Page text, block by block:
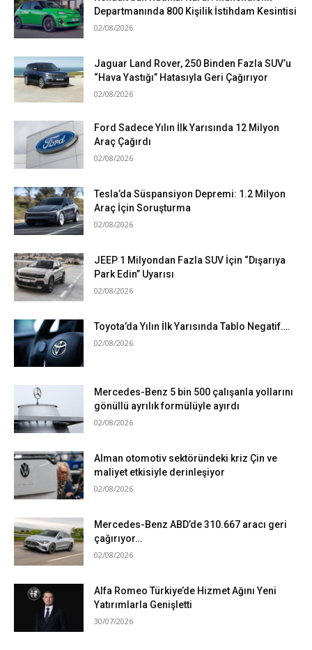
Departmanında 800 Kişilik İstihdam Kesintisi
02/08/2026
Jaguar Land Rover, 250 Binden Fazla SUV’u
“Hava Yastığı” Hatasıyla Geri Çağırıyor
02/08/2026
Ford Sadece Yılın İlk Yarısında 12 Milyon
Araç Çağırdı
02/08/2026
Tesla’da Süspansiyon Depremi: 1.2 Milyon
Araç İçin Soruşturma
02/08/2026
JEEP 1 Milyondan Fazla SUV İçin “Dışarıya
Park Edin” Uyarısı
02/08/2026
Toyota’da Yılın İlk Yarısında Tablo Negatif….
02/08/2026
Mercedes-Benz 5 bin 500 çalışanla yollarını
gönüllü ayrılık formülüyle ayırdı
02/08/2026
Alman otomotiv sektöründeki kriz Çin ve
maliyet etkisiyle derinleşiyor
02/08/2026
Mercedes-Benz ABD’de 310.667 aracı geri
çağırıyor…
02/08/2026
Alfa Romeo Türkiye’de Hizmet Ağını Yeni
Yatırımlarla Genişletti
30/07/2026